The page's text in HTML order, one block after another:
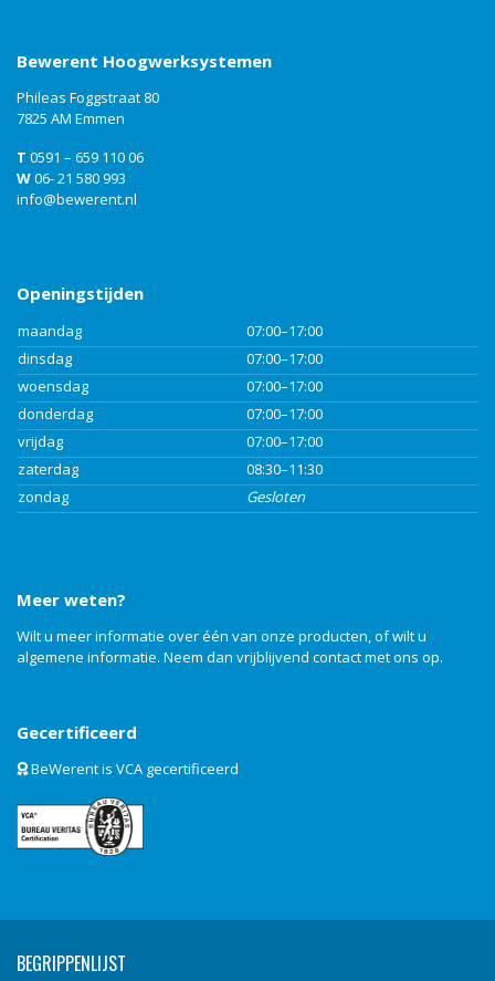
Bewerent Hoogwerksystemen
Phileas Foggstraat 80
7825 AM Emmen
T 0591 – 659 110 06
W06- 21 580 993
info@bewerent.nl
Openingstijden
maandag
07:00–17:00
dinsdag
07:00–17:00
woensdag
07:00–17:00
donderdag
07:00–17:00
vrijdag
07:00–17:00
zaterdag
08:30–11:30
zondag
Gesloten
Meer weten?
Wilt u meer informatie over één van onze producten, of wilt u
algemene informatie. Neem dan vrijblijvend contactmet ons op.
Gecertificeerd
BeWerent is VCA gecertificeerd
BEGRIPPENLIJST